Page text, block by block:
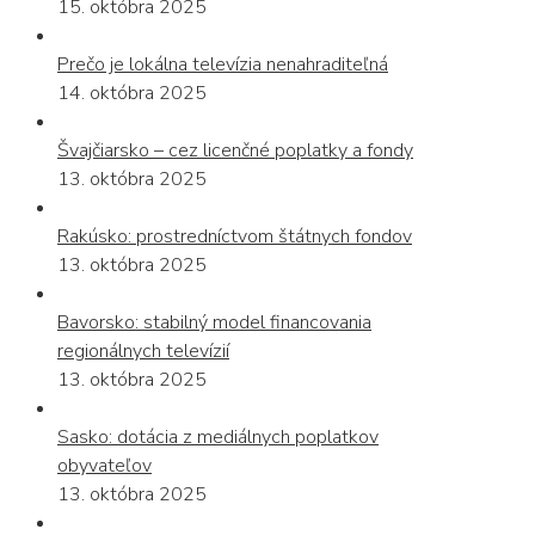
15. októbra 2025
Prečo je lokálna televízia nenahraditeľná
14. októbra 2025
Švajčiarsko – cez licenčné poplatky a fondy
13. októbra 2025
Rakúsko: prostredníctvom štátnych fondov
13. októbra 2025
Bavorsko: stabilný model financovania
regionálnych televízií
13. októbra 2025
Sasko: dotácia z mediálnych poplatkov
obyvateľov
13. októbra 2025